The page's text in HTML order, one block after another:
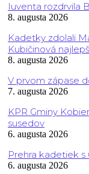
Iuventa rozdrvila
8. augusta 2026
Kadetky zdolali
Kubičinová
8. augusta 2026
V prvom zápase
7. augusta 2026
KPR Gminy
susedov
6. augusta 2026
Prehra kadetiek s
6. augusta 2026